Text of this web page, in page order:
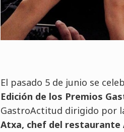
El pasado 5 de junio se
Edición de los Premios
GastroActitud dirigido por
Atxa, chef del restaurante